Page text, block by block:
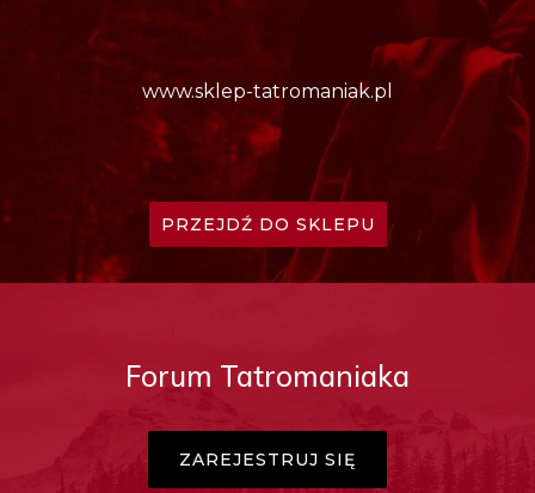
www.sklep-tatromaniak.pl
PRZEJDŹ DO SKLEPU
Forum Tatromaniaka
ZAREJESTRUJ SIĘ